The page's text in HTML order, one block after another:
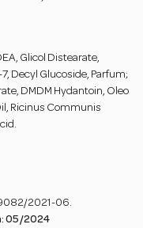
Glicol Distearate,
Decyl Glucoside, Parfum;
DMDM Hydantoin, Oleo
Ricinus Communis
2021-06.
05/2024